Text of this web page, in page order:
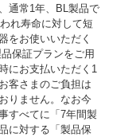
通常1年、BL製品で
れ寿命に対して短
をお使いいただく
保証プランをご用
にお支払いただく1
客さまのご負担は
りません。なお今
すべてに「7年間製
に対する「製品保